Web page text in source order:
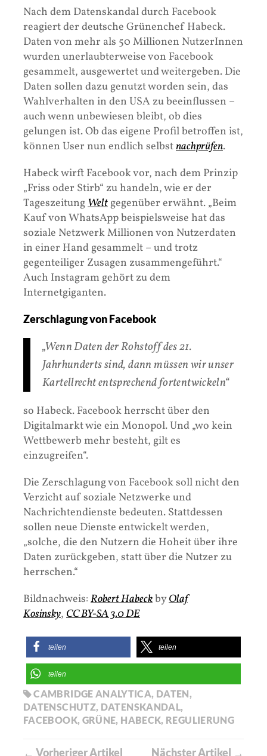
Nach dem Datenskandal durch Facebook
reagiert der deutsche Grünenchef Habeck.
Daten von mehr als 50 Millionen NutzerInnen
wurden unerlaubterweise von Facebook
gesammelt, ausgewertet und weitergeben. Die
Daten sollen dazu genutzt worden sein, das
Wahlverhalten in den USA zu beeinflussen –
auch wenn unbewiesen bleibt, ob dies
gelungen ist. Ob das eigene Profil betroffen ist,
können User nun endlich selbstnachprüfen.
Habeck wirft Facebook vor, nach dem Prinzip
„Friss oder Stirb“ zu handeln, wie er der
TageszeitungWeltgegenüber erwähnt. „Beim
Kauf von WhatsApp beispielsweise hat das
soziale Netzwerk Millionen von Nutzerdaten
in einer Hand gesammelt – und trotz
gegenteiliger Zusagen zusammengeführt.“
Auch Instagram gehört zu dem
Internetgiganten.
Zerschlagung von Facebook
„Wenn Daten der Rohstoff des 21.
Jahrhunderts sind, dann müssen wir unser
Kartellrecht entsprechend fortentwickeln“
so Habeck. Facebook herrscht über den
Digitalmarkt wie ein Monopol. Und „wo kein
Wettbewerb mehr besteht, gilt es
einzugreifen“.
Die Zerschlagung von Facebook soll nicht den
Verzicht auf soziale Netzwerke und
Nachrichtendienste bedeuten. Stattdessen
sollen neue Dienste entwickelt werden,
„solche, die den Nutzern die Hoheit über ihre
Daten zurückgeben, statt über die Nutzer zu
herrschen.“
Bildnachweis: Robert HabeckbyOlaf
Kosinsky, CC BY-SA 3.0 DE
teilen teilen
teilen
CAMBRIDGE ANALYTICA, DATEN,
DATENSCHUTZ, DATENSKANDAL,
FACEBOOK, GRÜNE, HABECK, REGULIERUNG
← Vorheriger Artikel Nächster Artikel →